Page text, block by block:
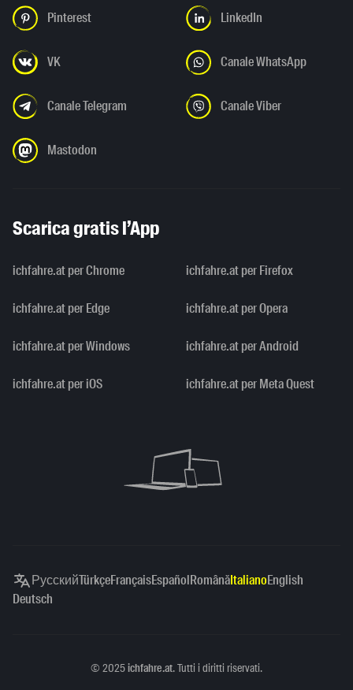
Pinterest LinkedIn
VK Canale WhatsApp
Canale Telegram Canale Viber
Mastodon
Scarica gratis l’App
ichfahre.at per Chrome ichfahre.at per Firefox
ichfahre.at per Edge ichfahre.at per Opera
ichfahre.at per Windows ichfahre.at per Android
ichfahre.at per iOS ichfahre.at per Meta Quest
РусскийTürkçeFrançaisEspañolRomânăItalianoEnglish
Deutsch
Copyright
© 2025ichfahre.at. Tutti i diritti riservati.